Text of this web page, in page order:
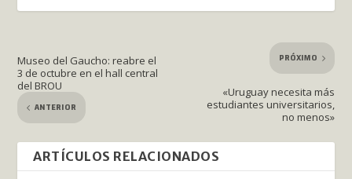
Museo del Gaucho: reabre el
3 de octubre en el hall central
del BROU
ANTERIOR
PRÓXIMO
«Uruguay necesita más
estudiantes universitarios,
no menos»
ARTÍCULOS RELACIONADOS